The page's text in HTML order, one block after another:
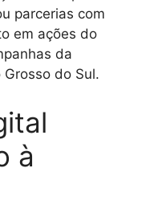
parcerias com
em ações do
da
do Sul.
à